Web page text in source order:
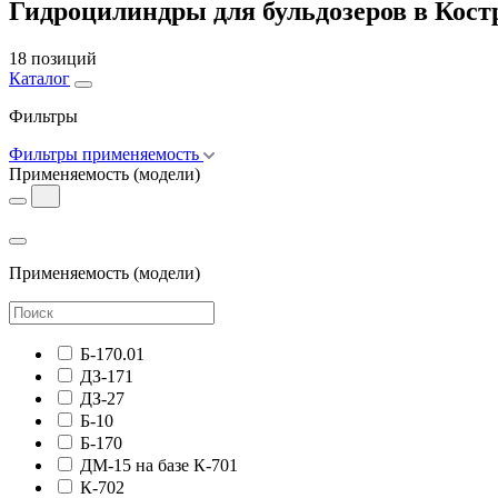
Гидроцилиндры для бульдозеров в
18 позиций
Каталог
Фильтры
Фильтры применяемость
Применяемость (модели)
Применяемость (модели)
Б-170.01
ДЗ-171
ДЗ-27
Б-10
Б-170
ДМ-15 на базе К-701
К-702